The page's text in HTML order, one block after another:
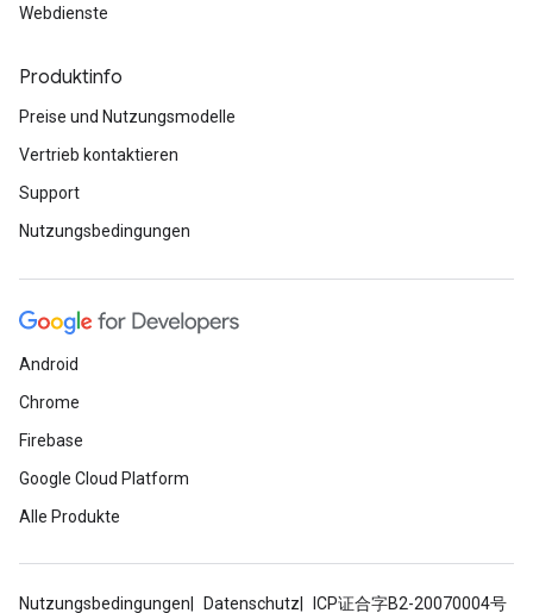
Webdienste
Produktinfo
Preise und Nutzungsmodelle
Vertrieb kontaktieren
Support
Nutzungsbedingungen
Android
Chrome
Firebase
Google Cloud Platform
Alle Produkte
Nutzungsbedingungen Datenschutz ICP证合字B2-20070004号